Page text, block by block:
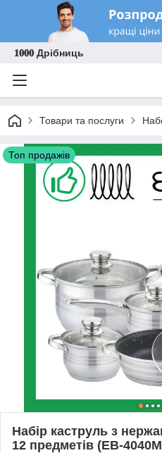
𝟏𝟎𝟎𝟎 Дрібниць
Товари та послуги
Топ продажів
Набір каструль з
12 предметів (EB-